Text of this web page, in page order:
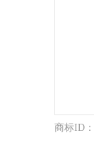
商标ID：